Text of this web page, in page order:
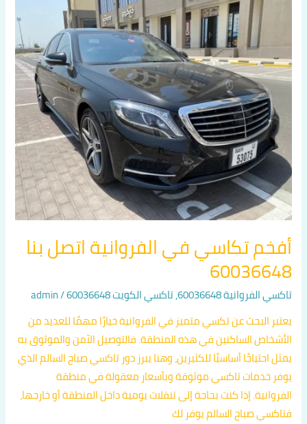
أفخم تكاسي في الفروانية اتصل بنا
60036648
تاكسي الفروانية 60036648 ,تاكسي الكويت 60036648 /
admin
يعتبر البحث عن تكسي متميز في الفروانية خيارًا مهمًا للعديد من
الأشخاص الساكنين في هذه المنطقة. فالتوصيل الآمن والموثوق به
يمثل احتياجًا أساسيًا للكثيرين، وهنا يبرز دور تاكسي صباح السالم الذي
يوفر خدمات تاكسي موثوقة وبأسعار معقولة في منطقة
الفروانية. إذا كنت بحاجة إلى تنقلات يومية داخل المنطقة أو خارجها،
فتاكسي صباح السالم يوفر لك
تكاسي
الفروانية
اتصل
60036648